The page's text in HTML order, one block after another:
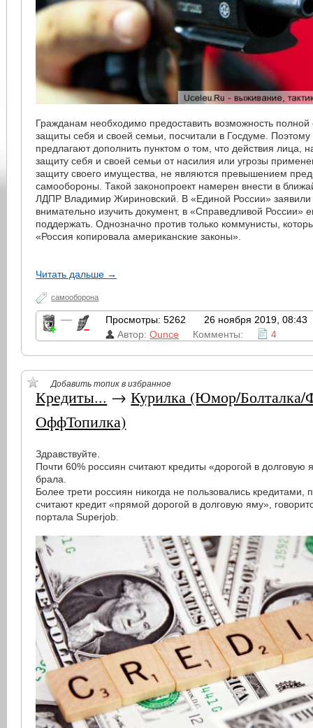
Гражданам необходимо предоставить возможность
защиты себя и своей семьи, посчитали в Госдуме.
предлагают дополнить пунктом о том, что действия лица,
защиту себя и своей семьи от насилия или угрозы
защиту своего имущества, не являются превышением
самообороны. Такой законопроект намерен внести в
ЛДПР Владимир Жириновский. В «Единой России» заявили
внимательно изучить документ, в «Справедливой России»
поддержать. Однозначно против только коммунисты,
«Россия копировала американские законы».
Читать дальше →
самооборона
— Просмотры: 5262
26 ноября 2019, 08:43
Автор:Ounce Комменты: 4
Добавить топик в избранное
Кредиты... →Курилка (Юмор/Болталка/
ОффТопилка)
Здравствуйте.
Почти 60% россиян считают кредиты «дорогой в долговую
брала.
Более трети россиян никогда не пользовались кредитами,
считают кредит «прямой дорогой в долговую яму»,
портала Superjob.